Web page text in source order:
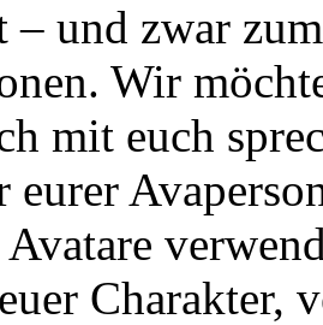
– und zwar
Wir
mit euch
eurer
Charakter,